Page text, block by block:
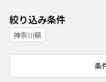
絞り込み条件
神奈川県
条